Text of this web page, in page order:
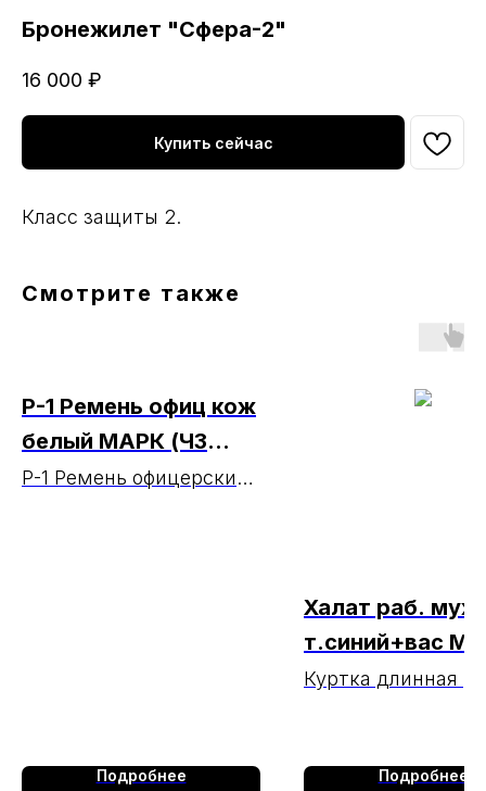
Бронежилет "Сфера-2"
16 000 ₽
Купить сейчас
Класс защиты 2.
Смотрите также
Р-1 Ремень офиц кож
белый МАРК (ЧЗ
20.07.2026)
Р-1 Ремень офицерский
Подробнее
Халат раб. муж.
т.синий+вас
(чз 15.01.2025)
Куртка длинная
Подробнее